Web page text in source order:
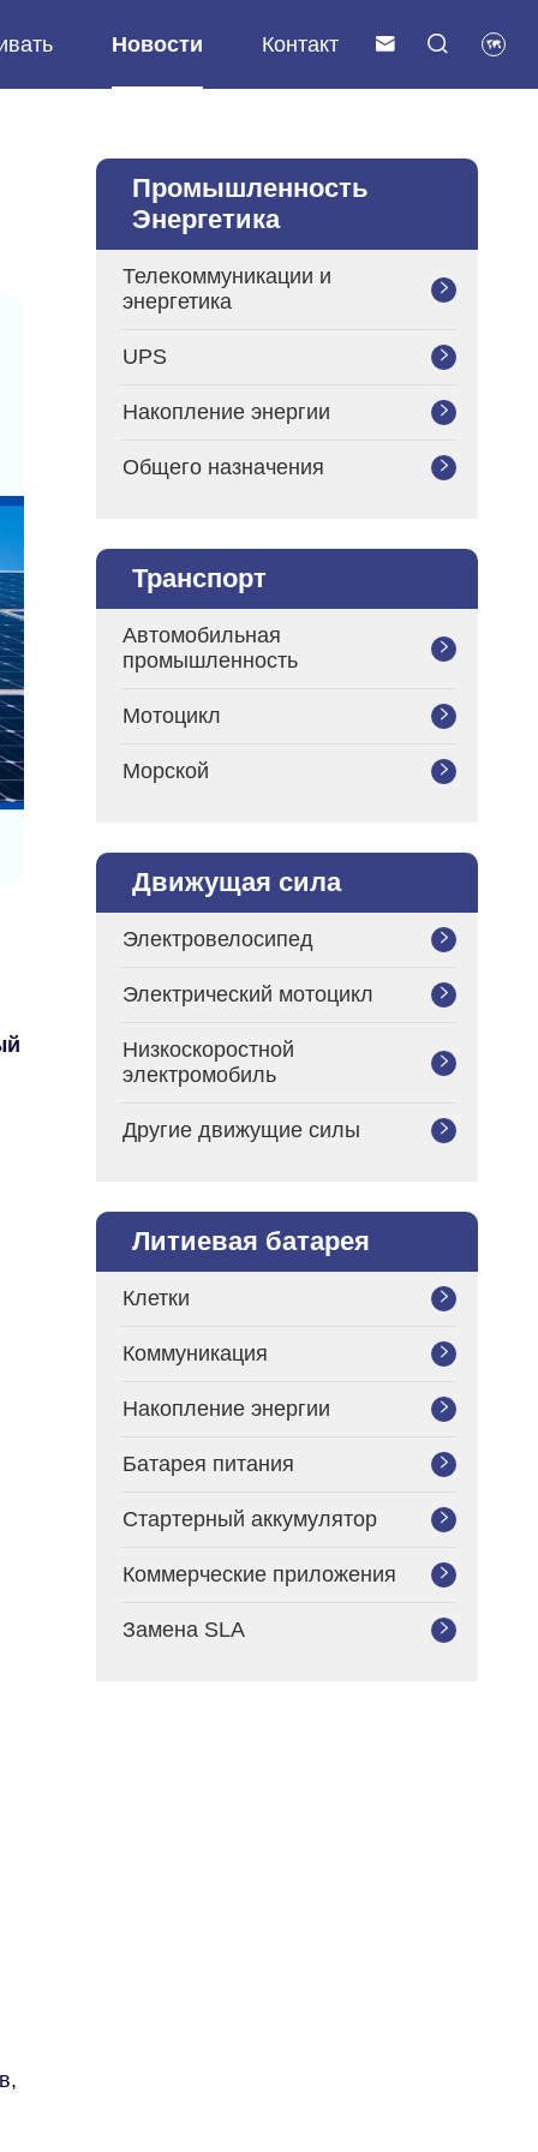
Новости Контакт   
Промышленность
Энергетика
Телекоммуникации и
энергетика

UPS 
Накопление энергии 
Общего назначения 
Транспорт
Автомобильная
промышленность

Мотоцикл 
Морской 
Движущая сила
Электровелосипед 
Электрический мотоцикл 
Низкоскоростной
электромобиль

Другие движущие силы 
Литиевая батарея
Клетки 
Коммуникация 
Накопление энергии 
Батарея питания 
Стартерный аккумулятор 
Коммерческие приложения 
Замена SLA 